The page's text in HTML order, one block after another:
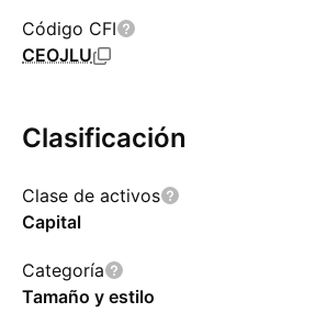
Código CFI
CEOJLU
Clasificación
Clase de activos
Capital
Categoría
Tamaño y estilo